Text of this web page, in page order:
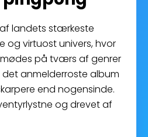
landets stærkeste
og virtuost univers, hvor
på tværs af genrer
anmelderroste album
end nogensinde.
og drevet af